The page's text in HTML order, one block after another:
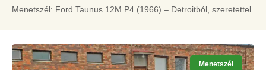
Menetszél: Ford Taunus 12M P4 (1966) – Detroitból, szeretettel
Menetszél